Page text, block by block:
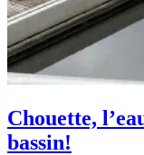
Chouette,
bassin!